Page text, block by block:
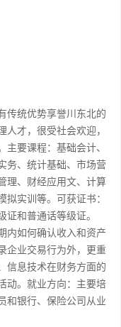
统优势享誉川东北的
才，很受社会欢迎，
要课程：基础会计、
务、统计基础、市场营
理、财经应用文、计算
实训等。可获证书：
和普通话等级证。
如何确认收入和资产
企业交易行为外，更重
信息技术在财务方面的
动。就业方向：主要培
和银行、保险公司从业